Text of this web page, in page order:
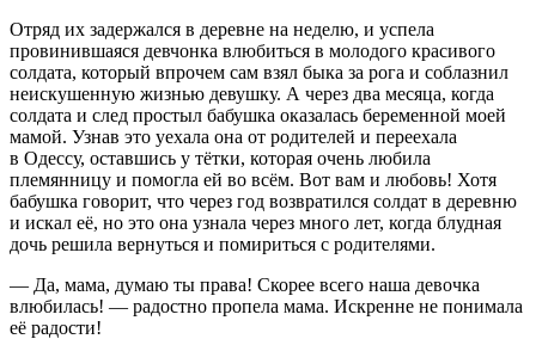
Отряд их задержался в деревне на неделю, и успела
провинившаяся девчонка влюбиться в молодого красивого
солдата, который впрочем сам взял быка за рога и соблазнил
неискушенную жизнью девушку. А через два месяца, когда
солдата и след простыл бабушка оказалась беременной моей
мамой. Узнав это уехала она от родителей и переехала
в Одессу, оставшись у тётки, которая очень любила
племянницу и помогла ей во всём. Вот вам и любовь! Хотя
бабушка говорит, что через год возвратился солдат в деревню
и искал её, но это она узнала через много лет, когда блудная
дочь решила вернуться и помириться с родителями.
— Да, мама, думаю ты права! Скорее всего наша девочка
влюбилась! — радостно пропела мама. Искренне не понимала
её радости!